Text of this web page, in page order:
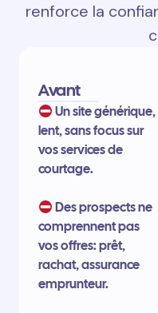
renforce la
Avant
Un site générique,
lent, sans focus sur
vos services de
courtage.
Des prospects ne
comprennent pas
vos offres: prêt,
rachat, assurance
emprunteur.